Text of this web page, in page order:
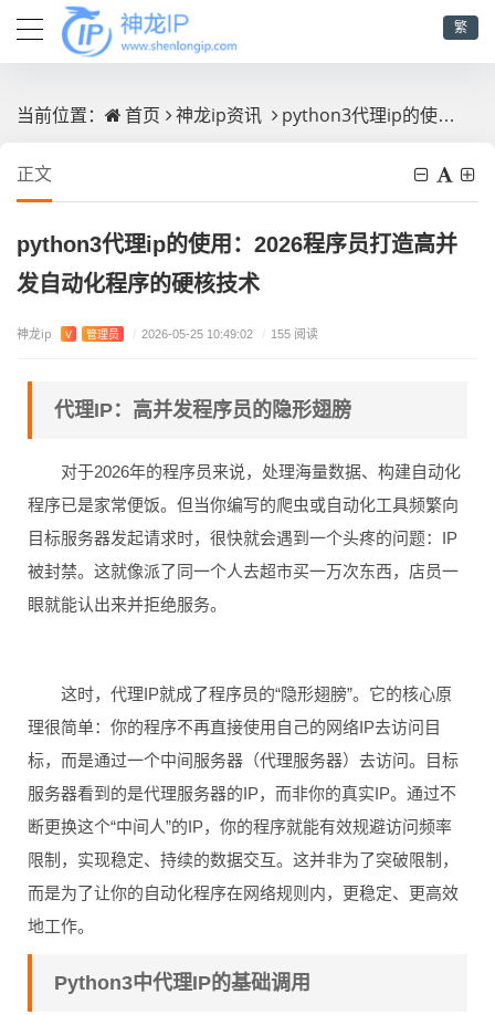
繁
当前位置： 首页 神龙ip资讯 python3代理ip的使用：2026程序员打造高并发自动化程序的硬核技术
正文
python3代理ip的使用：2026程序员打造高并
发自动化程序的硬核技术
神龙ip V 管理员 / 2026-05-25 10:49:02 / 155 阅读
代理IP：高并发程序员的隐形翅膀
对于2026年的程序员来说，处理海量数据、构建自动化
程序已是家常便饭。但当你编写的爬虫或自动化工具频繁向
目标服务器发起请求时，很快就会遇到一个头疼的问题：IP
被封禁。这就像派了同一个人去超市买一万次东西，店员一
眼就能认出来并拒绝服务。
这时，代理IP就成了程序员的“隐形翅膀”。它的核心原
理很简单：你的程序不再直接使用自己的网络IP去访问目
标，而是通过一个中间服务器（代理服务器）去访问。目标
服务器看到的是代理服务器的IP，而非你的真实IP。通过不
断更换这个“中间人”的IP，你的程序就能有效规避访问频率
限制，实现稳定、持续的数据交互。这并非为了突破限制，
而是为了让你的自动化程序在网络规则内，更稳定、更高效
地工作。
Python3中代理IP的基础调用